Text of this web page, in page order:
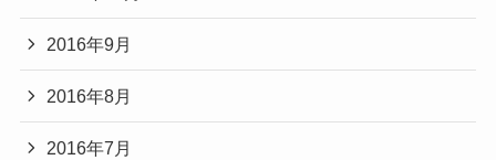
2016年9月
2016年8月
2016年7月